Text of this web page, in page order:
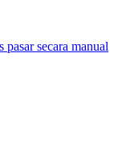
secara manual